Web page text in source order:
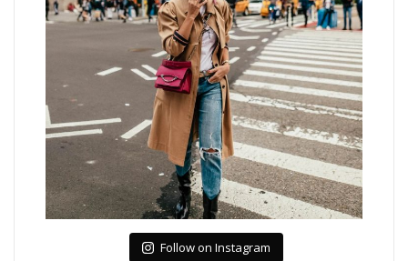
Follow on Instagram